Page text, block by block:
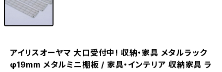
アイリスオーヤマ 大口受付中! 収納・家具 メタルラック
φ19mm メタルミニ棚板 / 家具・インテリア 収納家具 ラ